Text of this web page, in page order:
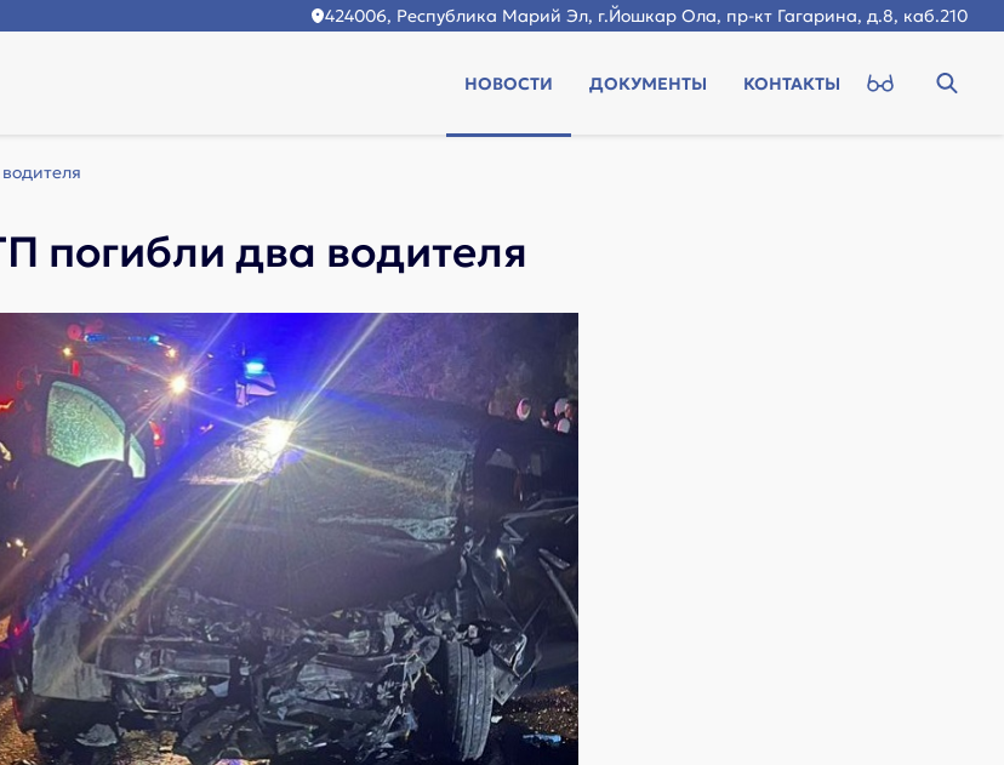
424006, Республика Марий Эл, г.Йошкар Ола, пр-кт Гагарина, д.8, каб.210
НОВОСТИ ДОКУМЕНТЫ КОНТАКТЫ
погибли два водителя